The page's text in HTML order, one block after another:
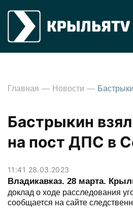
Главная Новости
Бастрыкин
на пост ДПС в
11:41 28.03.2023
Владикавказ. 28 марта.
доклад о ходе расследования
сообщается на сайте